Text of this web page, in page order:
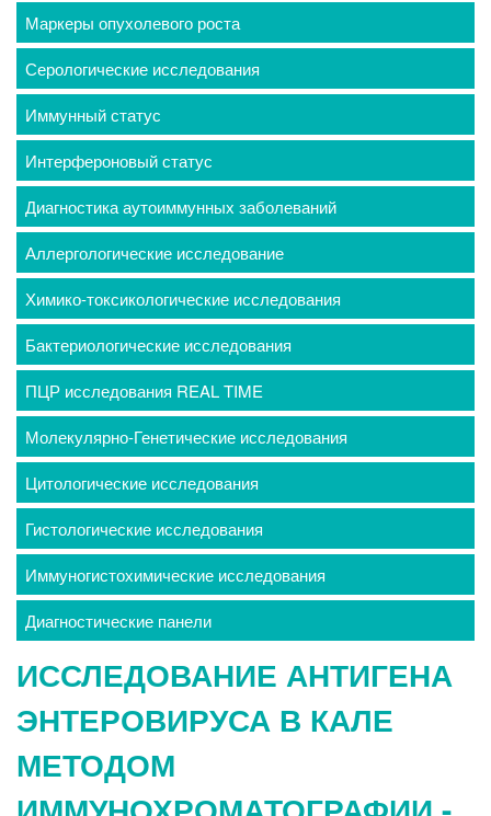
Маркеры опухолевого роста
Серологические исследования
Иммунный статус
Интерфероновый статус
Диагностика аутоиммунных заболеваний
Аллергологические исследование
Химико-токсикологические исследования
Бактериологические исследования
ПЦР исследования REAL TIME
Молекулярно-Генетические исследования
Цитологические исследования
Гистологические исследования
Иммуногистохимические исследования
Диагностические панели
ИССЛЕДОВАНИЕ АНТИГЕНА
ЭНТЕРОВИРУСА В КАЛЕ
МЕТОДОМ